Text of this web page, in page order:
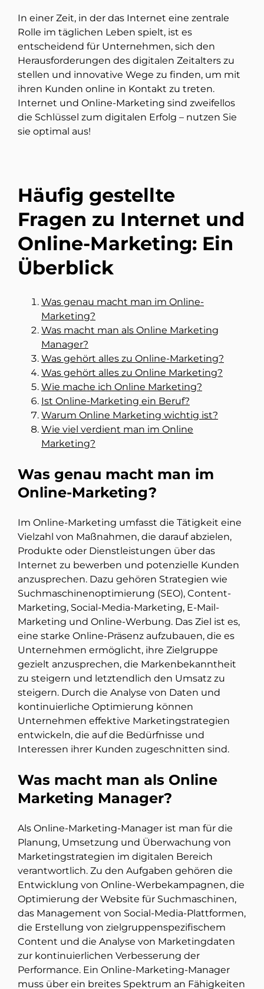
In einer Zeit, in der das Internet eine zentrale
Rolle im täglichen Leben spielt, ist es
entscheidend für Unternehmen, sich den
Herausforderungen des digitalen Zeitalters zu
stellen und innovative Wege zu finden, um mit
ihren Kunden online in Kontakt zu treten.
Internet und Online-Marketing sind zweifellos
die Schlüssel zum digitalen Erfolg – nutzen Sie
sie optimal aus!
Häufig gestellte
Fragen zu Internet und
Online-Marketing: Ein
Überblick
Was genau macht man im Online-
Marketing?
Was macht man als Online Marketing
Manager?
Was gehört alles zu Online-Marketing?
Was gehört alles zu Online Marketing?
Wie mache ich Online Marketing?
Ist Online-Marketing ein Beruf?
Warum Online Marketing wichtig ist?
Wie viel verdient man im Online
Marketing?
Was genau macht man im
Online-Marketing?
Im Online-Marketing umfasst die Tätigkeit eine
Vielzahl von Maßnahmen, die darauf abzielen,
Produkte oder Dienstleistungen über das
Internet zu bewerben und potenzielle Kunden
anzusprechen. Dazu gehören Strategien wie
Suchmaschinenoptimierung (SEO), Content-
Marketing, Social-Media-Marketing, E-Mail-
Marketing und Online-Werbung. Das Ziel ist es,
eine starke Online-Präsenz aufzubauen, die es
Unternehmen ermöglicht, ihre Zielgruppe
gezielt anzusprechen, die Markenbekanntheit
zu steigern und letztendlich den Umsatz zu
steigern. Durch die Analyse von Daten und
kontinuierliche Optimierung können
Unternehmen effektive Marketingstrategien
entwickeln, die auf die Bedürfnisse und
Interessen ihrer Kunden zugeschnitten sind.
Was macht man als Online
Marketing Manager?
Als Online-Marketing-Manager ist man für die
Planung, Umsetzung und Überwachung von
Marketingstrategien im digitalen Bereich
verantwortlich. Zu den Aufgaben gehören die
Entwicklung von Online-Werbekampagnen, die
Optimierung der Website für Suchmaschinen,
das Management von Social-Media-Plattformen,
die Erstellung von zielgruppenspezifischem
Content und die Analyse von Marketingdaten
zur kontinuierlichen Verbesserung der
Performance. Ein Online-Marketing-Manager
muss über ein breites Spektrum an Fähigkeiten